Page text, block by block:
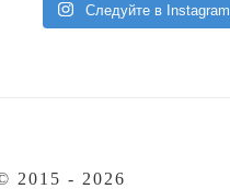
Следуйте в Instagram
2015 - 2026